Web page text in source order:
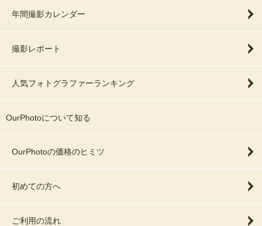
年間撮影カレンダー
撮影レポート
人気フォトグラファーランキング
OurPhotoについて知る
OurPhotoの価格のヒミツ
初めての方へ
ご利用の流れ